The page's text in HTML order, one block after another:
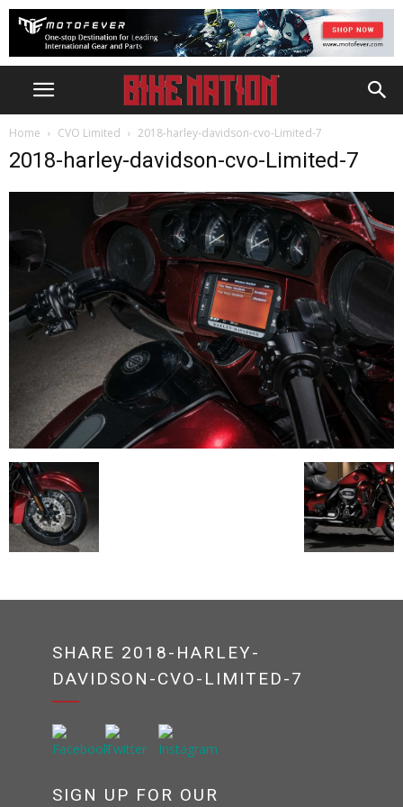
Home CVO Limited 2018-harley-davidson-cvo-Limited-7
2018-harley-davidson-cvo-Limited-7
SHARE 2018-HARLEY-
DAVIDSON-CVO-LIMITED-7
SIGN UP FOR OUR